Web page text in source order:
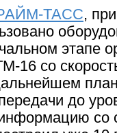
ТАСС,
этапе
16 со
до
со